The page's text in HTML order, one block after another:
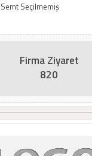
Seçilmemiş
Firma Ziyaret
820